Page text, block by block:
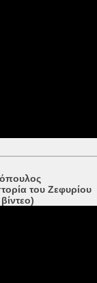
του Ζεφυρίου